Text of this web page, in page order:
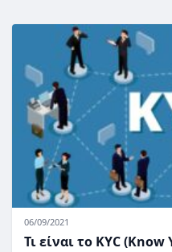
06/09/2021
Τι είναι το KYC